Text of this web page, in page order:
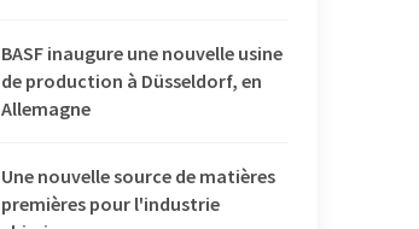
BASF inaugure une nouvelle usine
de production à Düsseldorf, en
Allemagne
Une nouvelle source de matières
premières pour l'industrie